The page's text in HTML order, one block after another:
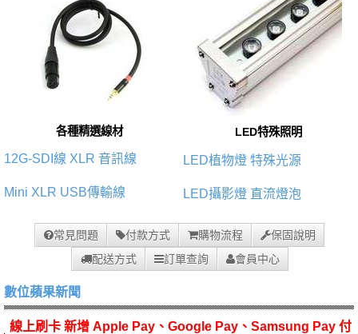
各種精選線材
12G-SDI線 XLR 音訊線
Mini XLR USB傳輸線
LED特殊照明
LED植物燈 特殊光源
LED攝影燈 直流燈泡
常見問題 付款方式 購物流程
保固說明
配送方式
訂單查詢 會員中心
數位蘋果新聞
線上刷卡 新增 Apple Pay、Google Pay、Samsung Pay 付